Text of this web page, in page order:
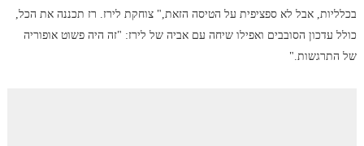
בכלליות, אבל לא ספציפית על הטיסה הזאת," צוחקת לירז. רז תכננה את הכל,
כולל עדכון הסובבים ואפילו שיחה עם אביה של לירז: "זה היה פשוט אופוריה
של התרגשות."